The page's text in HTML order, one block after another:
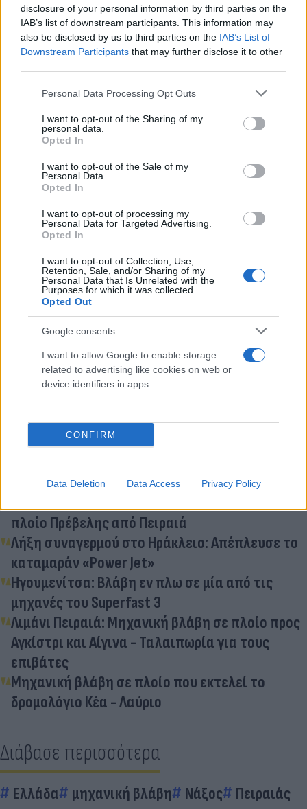
disclosure of your personal information by third parties on the
IAB’s list of downstream participants. This information may
also be disclosed by us to third parties on the IAB’s List of
Downstream Participants that may further disclose it to other
Please note that this website/app uses one or more Google
not limited to your visit or usage behaviour. You may click to
grant or deny consent to Google and its third-party tags to
use your data for below specified purposes in below Google
consent section.
Personal Data Processing Opt Outs
I want to opt-out of the Sharing of my
personal data.
Opted In
I want to opt-out of the Sale of my
Personal Data.
Opted In
I want to opt-out of processing my
Personal Data for Targeted Advertising.
Opted In
I want to opt-out of Collection, Use,
Retention, Sale, and/or Sharing of my
Personal Data that Is Unrelated with the
Purposes for which it was collected.
Opted Out
Google consents
I want to allow Google to enable storage
related to advertising like cookies on web or
device identifiers in apps.
CONFIRM
Data Deletion Data Access Privacy Policy
Κάνε κλικ και δες περισσότερο
Flash.grστην αναζήτηση τηςGoogle
Διάβασε σχετικά
πλοίο Πρέβελης από Πειραιά
Λήξη συναγερμού στο Ηράκλειο: Απέπλευσε το
καταμαράν «Power Jet»
Ηγουμενίτσα: Βλάβη εν πλω σε μία από τις
μηχανές του Superfast 3
Λιμάνι Πειραιά: Μηχανική βλάβη σε πλοίο προς
Αγκίστρι και Αίγινα - Ταλαιπωρία για τους
επιβάτες
Μηχανική βλάβη σε πλοίο που εκτελεί το
δρομολόγιο Κέα - Λαύριο
Διάβασε περισσότερα
Ελλάδα μηχανική βλάβη Νάξος Πειραιάς